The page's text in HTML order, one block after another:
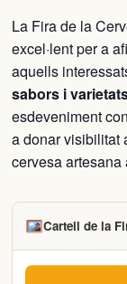
La Fira de la
excel·lent per a
aquells
sabors i
esdeveniment
a donar visibilitat
cervesa artesana
Cartell de la